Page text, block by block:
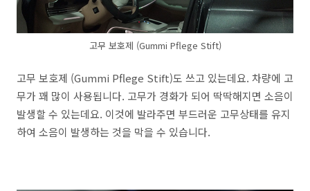
고무 보호제 (Gummi Pflege Stift)
고무 보호제 (Gummi Pflege Stift)도 쓰고 있는데요. 차량에 고
무가 꽤 많이 사용됩니다. 고무가 경화가 되어 딱딱해지면 소음이
발생할 수 있는데요. 이것에 발라주면 부드러운 고무상태를 유지
하여 소음이 발생하는 것을 막을 수 있습니다.